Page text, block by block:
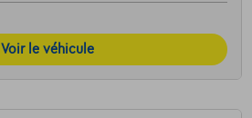
Voir le véhicule